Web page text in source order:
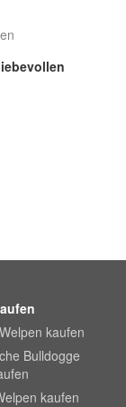
kaufen
Bulldogge
kaufen